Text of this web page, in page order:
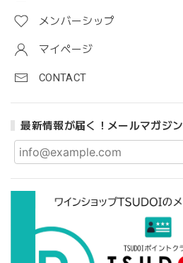
メンバーシップ
マイページ
CONTACT
最新情報が届く！メールマガジン